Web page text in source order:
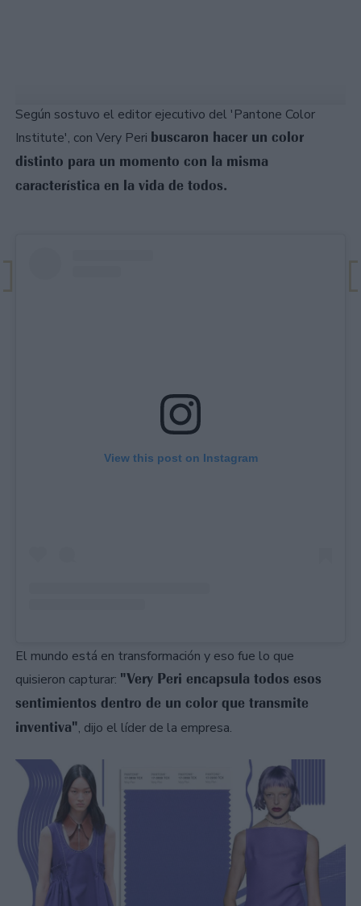
Según sostuvo el editor ejecutivo del 'Pantone Color
Institute', con Very Peri buscaron hacer un color
distinto para un momento con la misma
característica en la vida de todos.
View this post on Instagram
El mundo está en transformación y eso fue lo que
quisieron capturar: "Very Peri encapsula todos esos
sentimientos dentro de un color que transmite
inventiva", dijo el líder de la empresa.